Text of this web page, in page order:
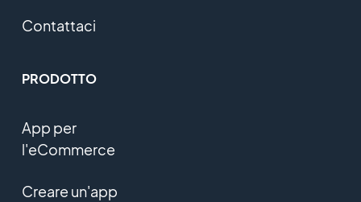
Contattaci
PRODOTTO
App per
l'eCommerce
Creare un'app